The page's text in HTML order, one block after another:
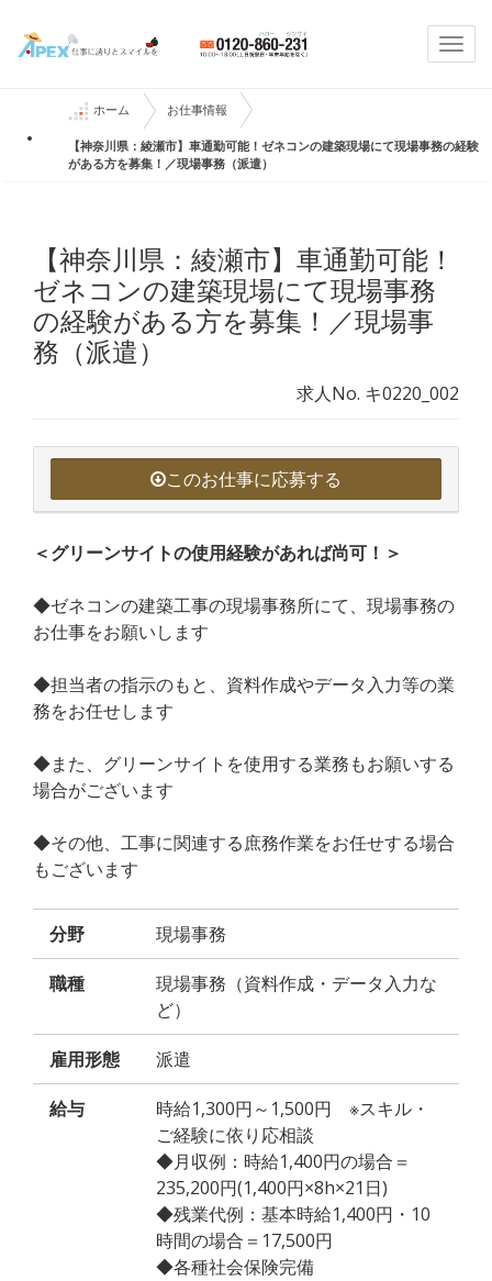
ホーム お仕事情報
【神奈川県：綾瀬市】車通勤可能！ゼネコンの建築現場にて現場事務の経験
がある方を募集！／現場事務（派遣）
【神奈川県：綾瀬市】車通勤可能！
ゼネコンの建築現場にて現場事務
の経験がある方を募集！／現場事
務（派遣）
求人No. キ0220_002
このお仕事に応募する
＜グリーンサイトの使用経験があれば尚可！＞
◆ゼネコンの建築工事の現場事務所にて、現場事務の
お仕事をお願いします
◆担当者の指示のもと、資料作成やデータ入力等の業
務をお任せします
◆また、グリーンサイトを使用する業務もお願いする
場合がございます
◆その他、工事に関連する庶務作業をお任せする場合
もございます
分野 現場事務
職種
現場事務（資料作成・データ入力な
ど）
雇用形態 派遣
給与
時給1,300円～1,500円 ※スキル・
ご経験に依り応相談
◆月収例：時給1,400円の場合＝
235,200円(1,400円×8h×21日)
◆残業代例：基本時給1,400円・10
時間の場合＝17,500円
◆各種社会保険完備